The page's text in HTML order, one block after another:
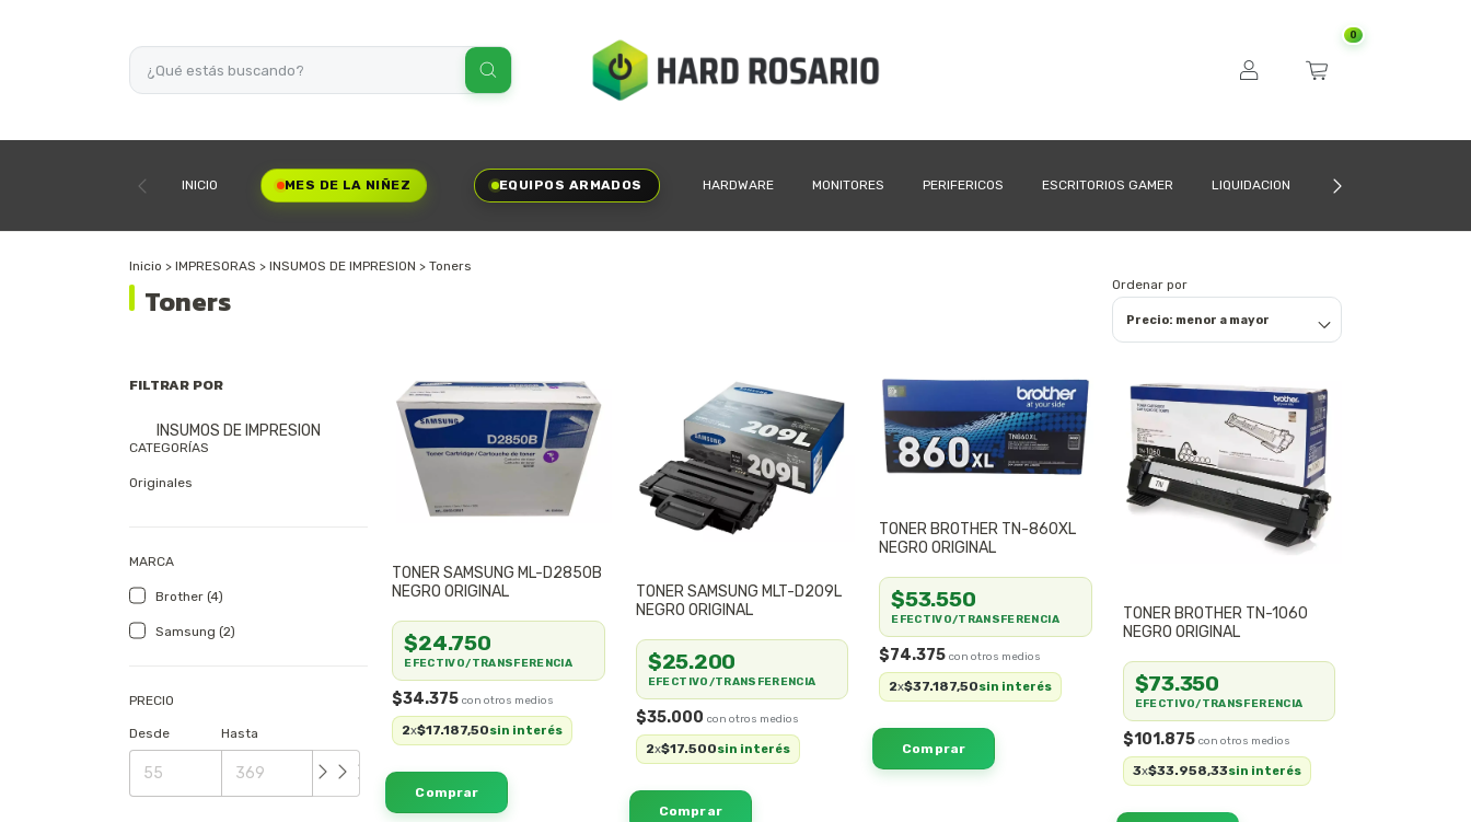
0
INICIO MES DE LA NIÑEZ EQUIPOS ARMADOS HARDWARE MONITORES PERIFERICOS ESCRITORIOS GAMER LIQUIDACION CÓMO COMPRAR
Inicio > IMPRESORAS > INSUMOS DE IMPRESION > Toners
Toners Ordenar por
FILTRAR POR
INSUMOS DE IMPRESION
CATEGORÍAS
Originales
MARCA
Brother (4)
Samsung (2)
PRECIO
Desde Hasta
TONER SAMSUNG ML-D2850B
NEGRO ORIGINAL
$34.375
2x$17.187,50sin interés
$24.750
EFECTIVO/TRANSFERENCIA
TONER SAMSUNG MLT-D209L
NEGRO ORIGINAL
$35.000
2x$17.500sin interés
$25.200
EFECTIVO/TRANSFERENCIA
TONER BROTHER TN-860XL
NEGRO ORIGINAL
$74.375
2x$37.187,50sin interés
$53.550
EFECTIVO/TRANSFERENCIA
TONER BROTHER TN-1060
NEGRO ORIGINAL
$101.875
3x$33.958,33sin interés
$73.350
EFECTIVO/TRANSFERENCIA